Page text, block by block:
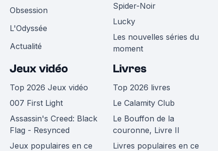
Obsession
L'Odyssée
Actualité
Spider-Noir
Lucky
Les nouvelles séries du
moment
Jeux vidéo
Top 2026 Jeux vidéo
007 First Light
Assassin's Creed: Black
Flag - Resynced
Jeux populaires en ce
Livres
Top 2026 livres
Le Calamity Club
Le Bouffon de la
couronne, Livre II
Livres populaires en ce